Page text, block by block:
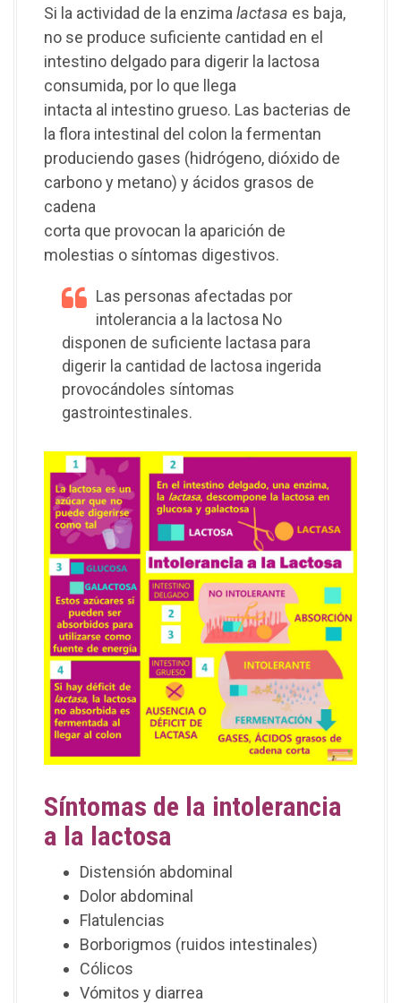
Si la actividad de la enzima lactasa es baja,
no se produce suficiente cantidad en el
intestino delgado para digerir la lactosa
consumida, por lo que llega
intacta al intestino grueso. Las bacterias de
la flora intestinal del colon la fermentan
produciendo gases (hidrógeno, dióxido de
carbono y metano) y ácidos grasos de
cadena
corta que provocan la aparición de
molestias o síntomas digestivos.
Las personas afectadas por
intolerancia a la lactosa No
disponen de suficiente lactasa para
digerir la cantidad de lactosa ingerida
provocándoles síntomas
gastrointestinales.
Síntomas de la intolerancia
a la lactosa
Distensión abdominal
Dolor abdominal
Flatulencias
Borborigmos (ruidos intestinales)
Cólicos
Vómitos y diarrea